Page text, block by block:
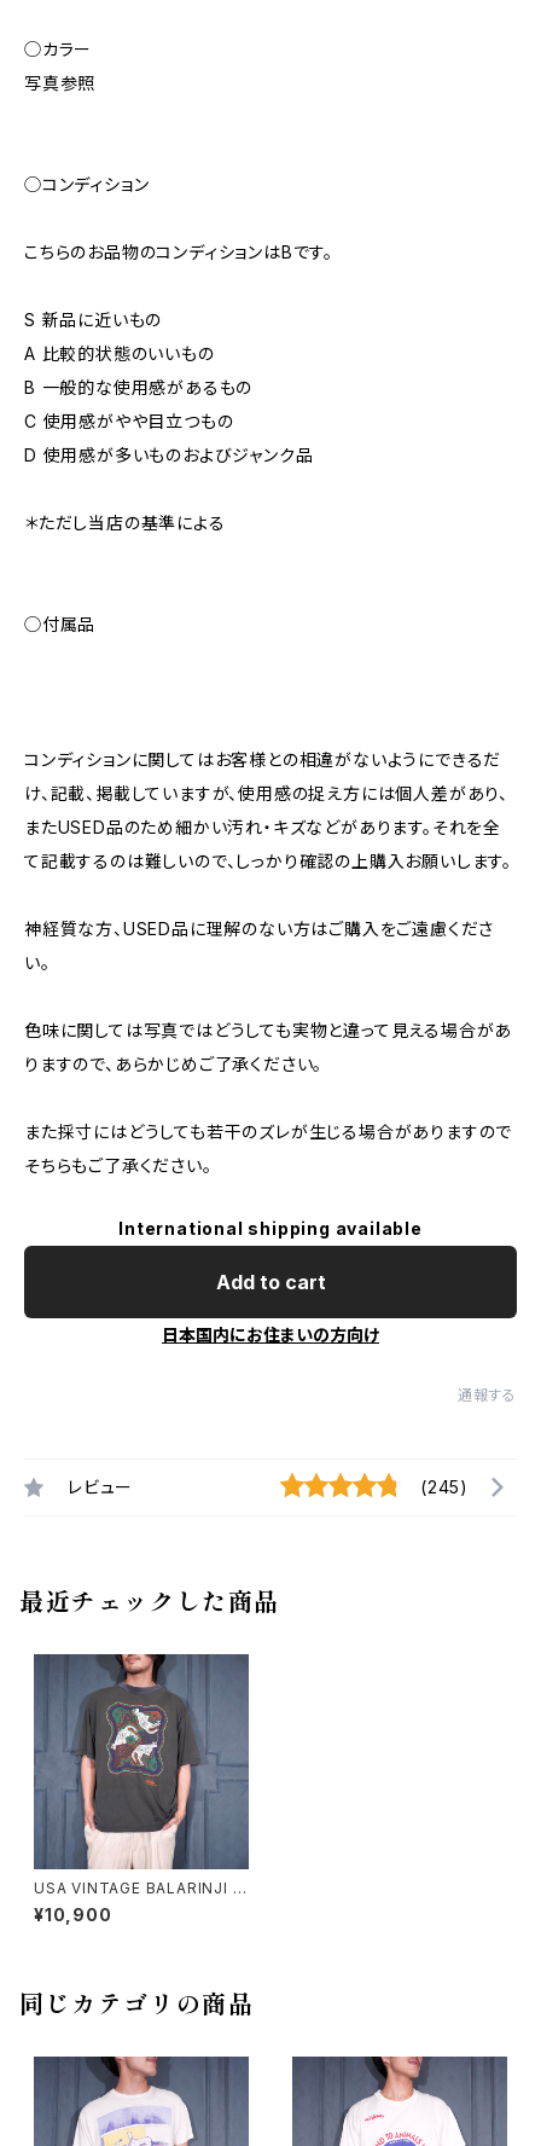
◯カラー
写真参照
◯コンディション
こちらのお品物のコンディションはBです。
S 新品に近いもの
A 比較的状態のいいもの
B 一般的な使用感があるもの
C 使用感がやや目立つもの
D 使用感が多いものおよびジャンク品
＊ただし当店の基準による
◯付属品
コンディションに関してはお客様との相違がないようにできるだ
け、記載、掲載していますが、使用感の捉え方には個人差があり、
またUSED品のため細かい汚れ・キズなどがあります。それを全
て記載するのは難しいので、しっかり確認の上購入お願いします。
神経質な方、USED品に理解のない方はご購入をご遠慮くださ
い。
色味に関しては写真ではどうしても実物と違って見える場合があ
りますので、あらかじめご了承ください。
また採寸にはどうしても若干のズレが生じる場合がありますので
そちらもご了承ください。
International shipping available
Add to cart
日本国内にお住まいの方向け
通報する
レビュー (245)
最近チェックした商品
USA VINTAGE BALARINJI A
BORIGINALS ART PRINT D
ESIGN T SHIRT MADE IN A
¥10,900
同じカテゴリの商品